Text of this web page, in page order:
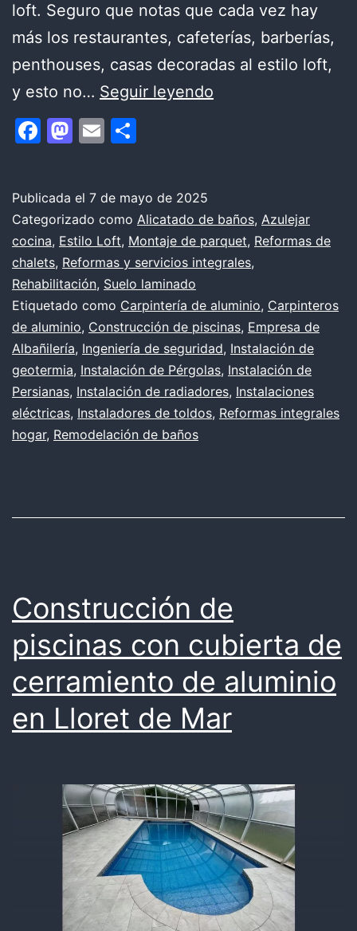
loft. Seguro que notas que cada vez hay
más los restaurantes, cafeterías, barberías,
penthouses, casas decoradas al estilo loft,
y esto no… Seguir leyendo
interior
del
al
estilo
Loft
Facebook
Mastodon
Email
Publicada el 7 de mayo de 2025
Categorizado como Alicatado de baños, Azulejar
cocina, Estilo Loft, Montaje de parquet, Reformas de
chalets, Reformas y servicios integrales,
Rehabilitación, Suelo laminado
Etiquetado como Carpintería de aluminio, Carpinteros
de aluminio, Construcción de piscinas, Empresa de
Albañilería, Ingeniería de seguridad, Instalación de
geotermia, Instalación de Pérgolas, Instalación de
Persianas, Instalación de radiadores, Instalaciones
eléctricas, Instaladores de toldos, Reformas integrales
hogar, Remodelación de baños
Construcción de
piscinas con cubierta de
cerramiento de aluminio
en Lloret de Mar